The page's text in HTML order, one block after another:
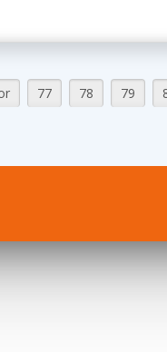
77 78 79